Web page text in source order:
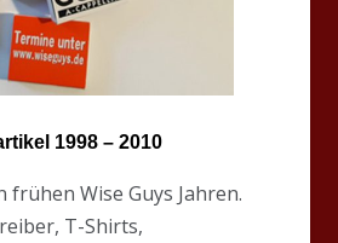
1998 – 2010
frühen Wise Guys Jahren.
T-Shirts,